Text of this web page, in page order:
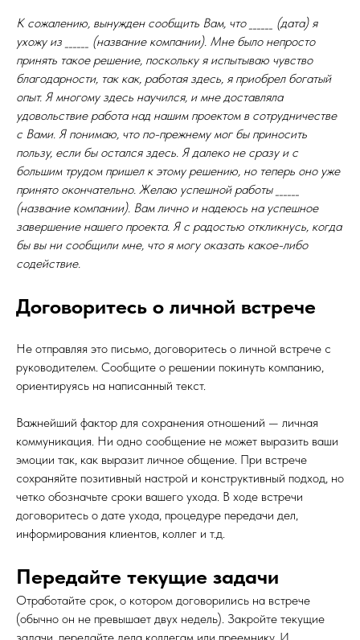
К сожалению, вынужден сообщить Вам, что ______ (дата) я
ухожу из ______ (название компании). Мне было непросто
принять такое решение, поскольку я испытываю чувство
благодарности, так как, работая здесь, я приобрел богатый
опыт. Я многому здесь научился, и мне доставляла
удовольствие работа над нашим проектом в сотрудничестве
с Вами. Я понимаю, что по-прежнему мог бы приносить
пользу, если бы остался здесь. Я далеко не сразу и с
большим трудом пришел к этому решению, но теперь оно уже
принято окончательно. Желаю успешной работы ______
(название компании). Вам лично и надеюсь на успешное
завершение нашего проекта. Я с радостью откликнусь, когда
бы вы ни сообщили мне, что я могу оказать какое-либо
содействие.
Договоритесь о личной встрече
Не отправляя это письмо, договоритесь о личной встрече с
руководителем. Сообщите о решении покинуть компанию,
ориентируясь на написанный текст.
Важнейший фактор для сохранения отношений — личная
коммуникация. Ни одно сообщение не может выразить ваши
эмоции так, как выразит личное общение. При встрече
сохраняйте позитивный настрой и конструктивный подход, но
четко обозначьте сроки вашего ухода. В ходе встречи
договоритесь о дате ухода, процедуре передачи дел,
информирования клиентов, коллег и т.д.
Передайте текущие задачи
Отработайте срок, о котором договорились на встрече
(обычно он не превышает двух недель). Закройте текущие